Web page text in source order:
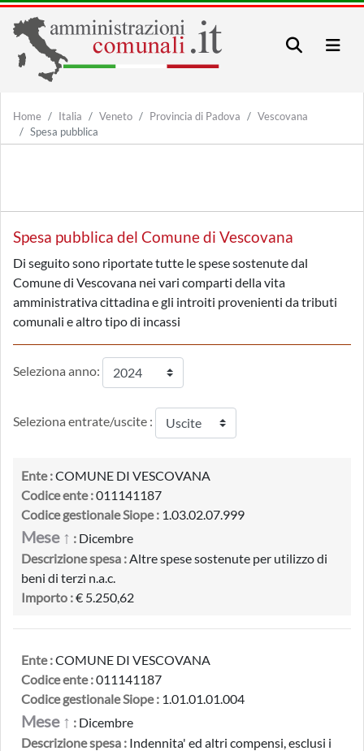
Home Italia Veneto Provincia di Padova
Vescovana
Spesa pubblica
Spesa pubblica del Comune di Vescovana
Di seguito sono riportate tutte le spese sostenute dal
Comune di Vescovana nei vari comparti della vita
amministrativa cittadina e gli introiti provenienti da tributi
comunali e altro tipo di incassi
Seleziona anno:
Seleziona entrate/uscite :
Ente :COMUNE DI VESCOVANA
Codice ente :011141187
Codice gestionale Siope : 1.03.02.07.999
Mese ↑ : Dicembre
Descrizione spesa :Altre spese sostenute per utilizzo di
beni di terzi n.a.c.
Importo :€ 5.250,62
Ente :COMUNE DI VESCOVANA
Codice ente :011141187
Codice gestionale Siope : 1.01.01.01.004
Mese ↑ : Dicembre
Descrizione spesa : Indennita' ed altri compensi, esclusi i